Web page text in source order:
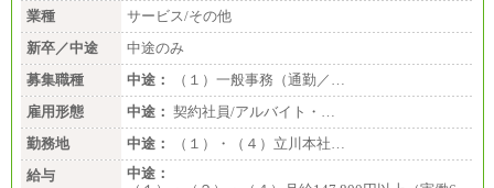
業種
サービス/その他
新卒／中途
中途のみ
募集職種
中途：
（１）一般事務（通勤／…
雇用形態
中途： 契約社員/アルバイト・…
勤務地
中途：
（１）・（４）立川本社…
給与
中途：